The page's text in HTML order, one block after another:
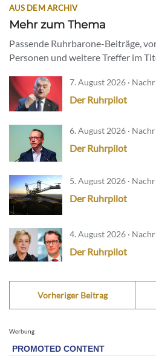
AUS DEM ARCHIV
Mehr zum Thema
Passende Ruhrbarone-Beiträge,
Personen und weitere Treffer im
7. August 2026 ·
Der Ruhrpilot
6. August 2026 ·
Der Ruhrpilot
5. August 2026 ·
Der Ruhrpilot
4. August 2026 ·
Der Ruhrpilot
Vorheriger Beitrag
Werbung